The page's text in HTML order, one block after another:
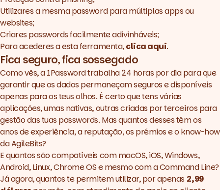
Utilizares a mesma password para múltiplas apps ou
websites;
Criares passwords facilmente adivinháveis;
Para acederes a esta ferramenta,clica aqui.
Fica seguro, fica sossegado
Como vês, a1Passwordtrabalha 24 horas por dia para que
garantir que os dados permaneçam seguros e disponíveis
apenas para os teus olhos. É certo que tens várias
aplicações, umas nativas, outras criadas por terceiros para
gestão das tuas passwords. Mas quantos desses têm os
anos de experiência, a reputação, os prémios e oknow-how
da AgileBits?
E quantos são compatíveis commacOS,iOS,Windows,
Android,Linux,Chrome OSe mesmo com aCommand Line?
Já agora, quantos te permitem utilizar, por apenas 2,99